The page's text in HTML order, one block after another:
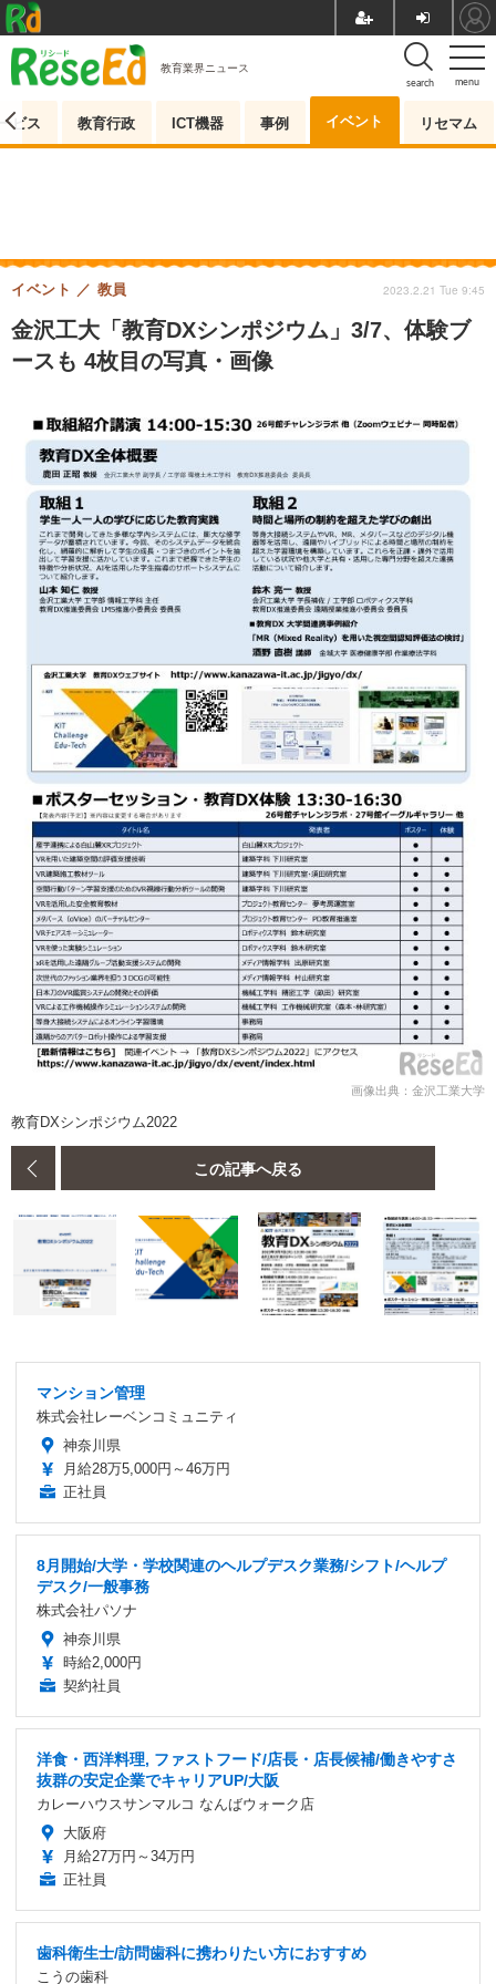
menu
search
教育業界ニュース
ビス 教育行政 ICT機器 事例 イベント リセマム
金沢工大「教育DXシンポジウム」3/7、体験ブ
ースも 4枚目の写真・画像
イベント 教員 2023.2.21 Tue 9:45
画像出典：金沢工業大学
教育DXシンポジウム2022
この記事へ戻る
マンション管理
株式会社レーベンコミュニティ
神奈川県
月給28万5,000円～46万円
正社員
8月開始/大学・学校関連のヘルプデスク業務/シフト/ヘルプ
デスク/一般事務
株式会社パソナ
神奈川県
時給2,000円
契約社員
洋食・西洋料理, ファストフード/店長・店長候補/働きやすさ
抜群の安定企業でキャリアUP/大阪
カレーハウスサンマルコ なんばウォーク店
大阪府
月給27万円～34万円
正社員
歯科衛生士/訪問歯科に携わりたい方におすすめ
こうの歯科